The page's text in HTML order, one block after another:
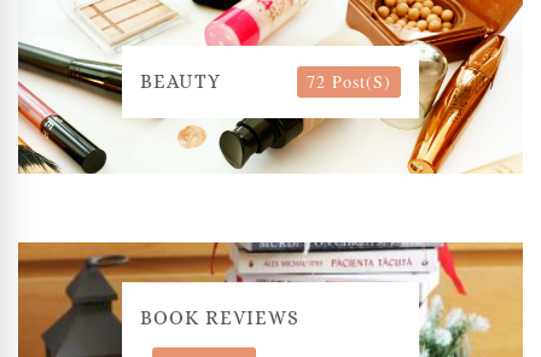
BEAUTY 72 Post(s)
BOOK REVIEWS